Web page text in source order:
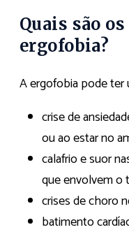
Quais são
ergofobia?
A ergofobia pode ter
crise de
ou ao estar no
calafrio e suor
que envolvem o
crises de choro
batimento